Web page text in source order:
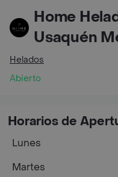
Home
Usaquén
Helados
Abierto
Horarios de
Lunes
Martes